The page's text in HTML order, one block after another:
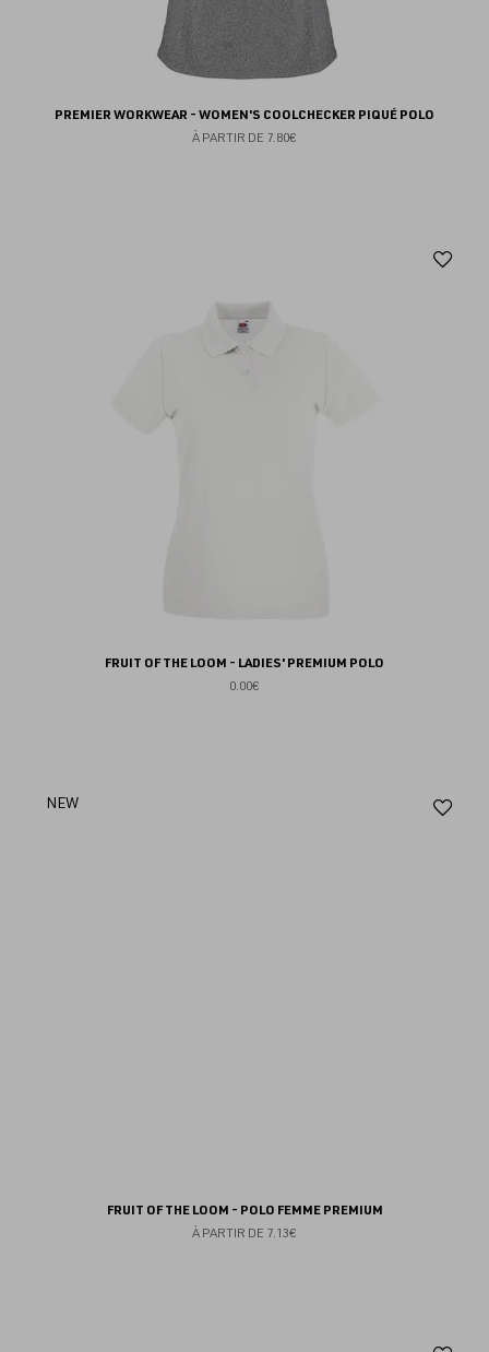
PREMIER WORKWEAR - WOMEN'S COOLCHECKER PIQUÉ POLO
À PARTIR DE 7.80€
FRUIT OF THE LOOM - LADIES' PREMIUM POLO
0.00€
NEW
FRUIT OF THE LOOM - POLO FEMME PREMIUM
À PARTIR DE 7.13€